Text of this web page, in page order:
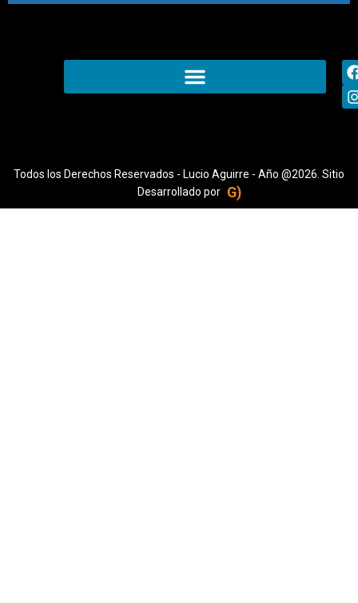
Todos los Derechos Reservados - Lucio Aguirre - Año @2026. Sitio
Desarrollado por G)